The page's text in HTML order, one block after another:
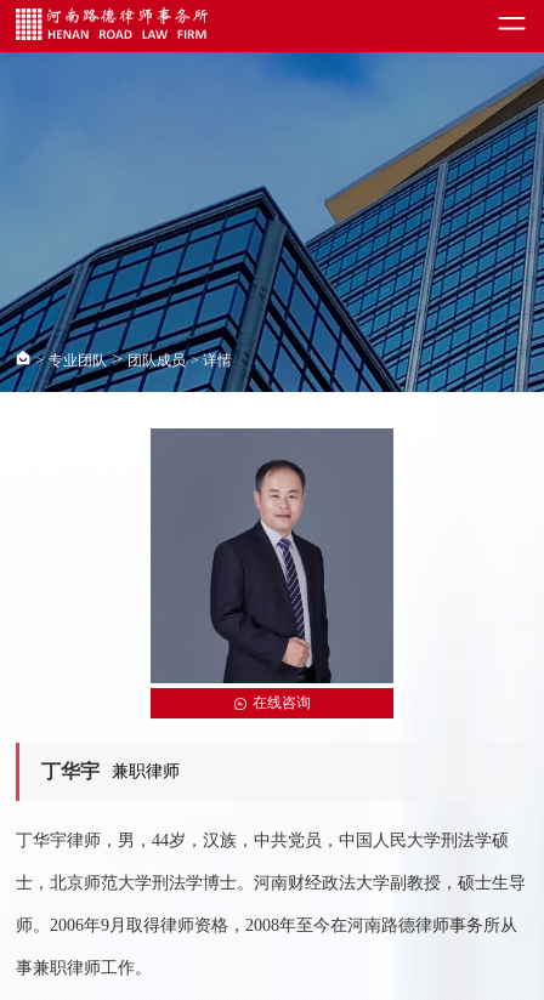
> 专业团队>团队成员 > 详情
丁华宇 兼职律师
丁华宇律师，男，44岁，汉族，中共党员，中国人民大学刑法学硕
士，北京师范大学刑法学博士。河南财经政法大学副教授，硕士生导
师。2006年9月取得律师资格，2008年至今在河南路德律师事务所从
事兼职律师工作。
在线咨询